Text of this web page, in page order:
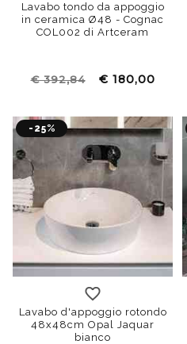
Lavabo tondo da appoggio
in ceramica Ø48 - Cognac
COL002 di Artceram
€ 392,84 € 180,00
-25%
Lavabo d'appoggio rotondo
48x48cm Opal Jaquar
bianco